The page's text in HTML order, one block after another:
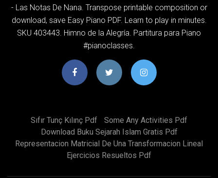
- Las Notas De Nana. Transpose printable composition or
download, save Easy Piano PDF. Learn to play in minutes.
SKU 403443. Himno de la Alegría. Partitura para Piano
#pianoclasses.
Sıfır Tunç Kılınç Pdf
Some Any Activities Pdf
Download Buku Sejarah Islam Gratis Pdf
Representacion Matricial De Una Transformacion Lineal
Ejercicios Resueltos Pdf